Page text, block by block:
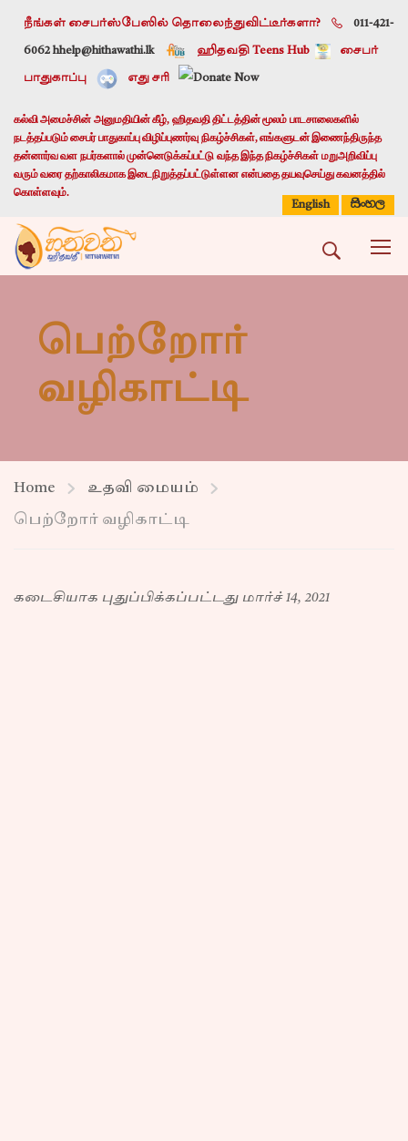
நீங்கள் சைபர்ஸ்பேஸில் தொலைந்துவிட்டீர்களா? 011-421-
6062 hhelp@hithawathi.lk ஹிதவதி Teens Hub சைபர்
பாதுகாப்பு எது சரி
கல்வி அமைச்சின் அனுமதியின் கீழ், ஹிதவதி திட்டத்தின் மூலம் பாடசாலைகளில்
நடத்தப்படும் சைபர் பாதுகாப்பு விழிப்புணர்வு நிகழ்ச்சிகள், எங்களுடன் இணைந்திருந்த
தன்னார்வ வள நபர்களால் முன்னெடுக்கப்பட்டு வந்த இந்த நிகழ்ச்சிகள் மறுஅறிவிப்பு
வரும் வரை தற்காலிகமாக இடைநிறுத்தப்பட்டுள்ளன என்பதை தயவுசெய்து கவனத்தில்
கொள்ளவும்.
English
සිංහල
பெற்றோர்
வழிகாட்டி
Home உதவி மையம்
பெற்றோர் வழிகாட்டி
கடைசியாக புதுப்பிக்கப்பட்டது மார்ச் 14, 2021